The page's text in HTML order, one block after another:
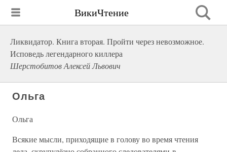
ВикиЧтение
Ликвидатор. Книга вторая. Пройти через невозможное.
Исповедь легендарного киллера
Шерстобитов Алексей Львович
Ольга
Ольга
Всякие мысли, приходящие в голову во время чтения